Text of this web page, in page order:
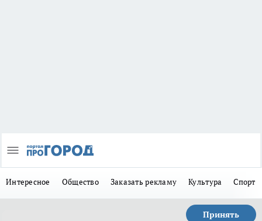
Интересное Общество Заказать рекламу Культура Спорт
Принять